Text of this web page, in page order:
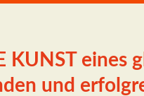
KUNST eines
und